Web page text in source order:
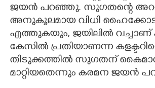
ജയന്‍ പറഞ്ഞു. സുഗതന്റെ
അനുകൂലമായ വിധി
എത്തുകയും, ജയിലില്‍ വച്ചാണ്
കേസില്‍ പ്രതിയാണന്ന
തിടുക്കത്തില്‍ സുഗതന്
മാറ്റിയതെന്നും കരമന ജയന്‍